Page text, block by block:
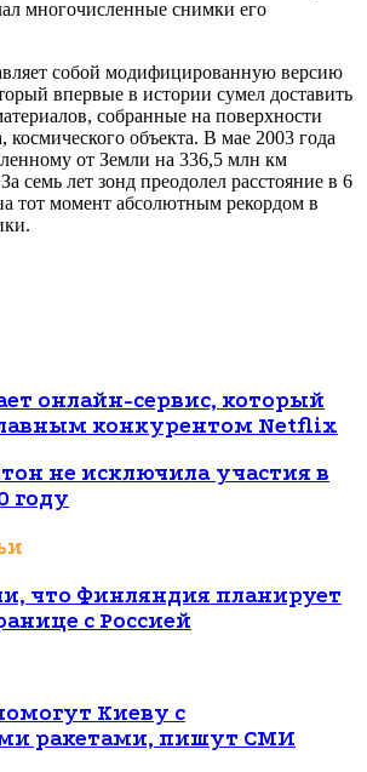
многочисленные снимки его
собой модифицированную версию
впервые в истории сумел доставить
собранные на поверхности
объекта. В мае 2003 года
от Земли на 336,5 млн км
семь лет зонд преодолел расстояние в 6
тот момент абсолютным рекордом в
онлайн-сервис, который
конкурентом Netflix
не исключила участия в
году
что Финляндия планирует
с Россией
Киеву с
ракетами, пишут СМИ